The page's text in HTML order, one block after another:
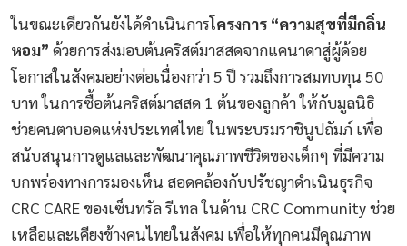
ในขณะเดียวกันยังได้ดำเนินการโครงการ “ความสุขที่มีกลิ่น
หอม” ด้วยการส่งมอบต้นคริสต์มาสสดจากแคนาดาสู่ผู้ด้อย
โอกาสในสังคมอย่างต่อเนื่องกว่า 5 ปี รวมถึงการสมทบทุน 50
บาท ในการซื้อต้นคริสต์มาสสด 1 ต้นของลูกค้า ให้กับมูลนิธิ
ช่วยคนตาบอดแห่งประเทศไทย ในพระบรมราชินูปถัมภ์ เพื่อ
สนับสนุนการดูแลและพัฒนาคุณภาพชีวิตของเด็กๆ ที่มีความ
บกพร่องทางการมองเห็น สอดคล้องกับปรัชญาดำเนินธุรกิจ
CRC CARE ของเซ็นทรัล รีเทล ในด้าน CRC Community ช่วย
เหลือและเคียงข้างคนไทยในสังคม เพื่อให้ทุกคนมีคุณภาพ